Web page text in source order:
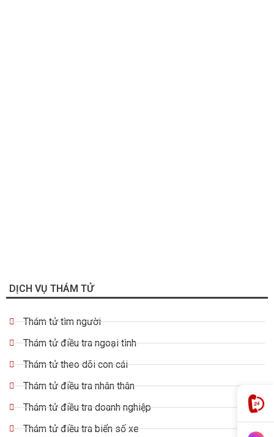
DỊCH VỤ THÁM TỬ
Thám tử tìm người
Thám tử điều tra ngoại tình
Thám tử theo dõi con cái
Thám tử điều tra nhân thân
Thám tử điều tra doanh nghiệp
Thám tử điều tra biển số xe